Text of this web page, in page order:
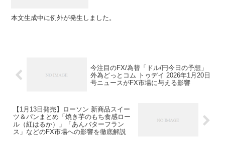
本文生成中に例外が発生しました。
今注目のFX/為替「ドル/円今日の予想」
外為どっとコム トゥデイ 2026年1月20日
号ニュースがFX市場に与える影響
【1月13日発売】ローソン 新商品スイー
ツ＆パンまとめ「焼き芋のもち食感ロー
ル（紅はるか）」「あんバターフラン
ス」などのFX市場への影響を徹底解説